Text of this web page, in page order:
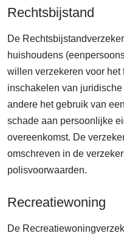
Rechtsbijstand
De
huishoudens
willen verzekeren voor
inschakelen van
andere het gebruik van
schade aan persoonlijke
overeenkomst. De
omschreven in de
polisvoorwaarden.
Recreatiewoning
De